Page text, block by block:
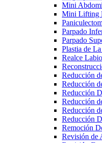
Mini
Mini Lifting
Parpado
Parpado
Plastia de
Realce
Reducción
Reducción
Reducción
Reducción
Reducción
Reducción
Remoción
Revisión de